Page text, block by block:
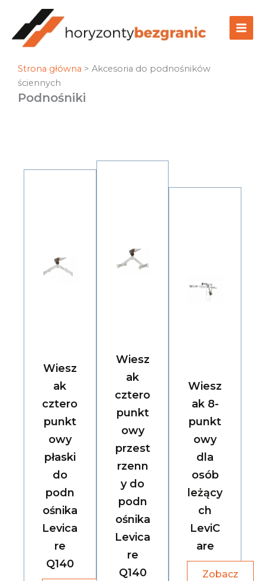
treści
Strona główna > Akcesoria do podnośników
ściennych
Podnośniki
Wiesz
ak
cztero
punkt
owy
płaski
do
podn
ośnika
Levica
re
Q140
Wiesz
ak
cztero
punkt
owy
przest
rzenn
y do
podn
ośnika
Levica
re
Q140
Wiesz
ak 8-
punkt
owy
dla
osób
leżący
ch
LeviC
are
Zobacz